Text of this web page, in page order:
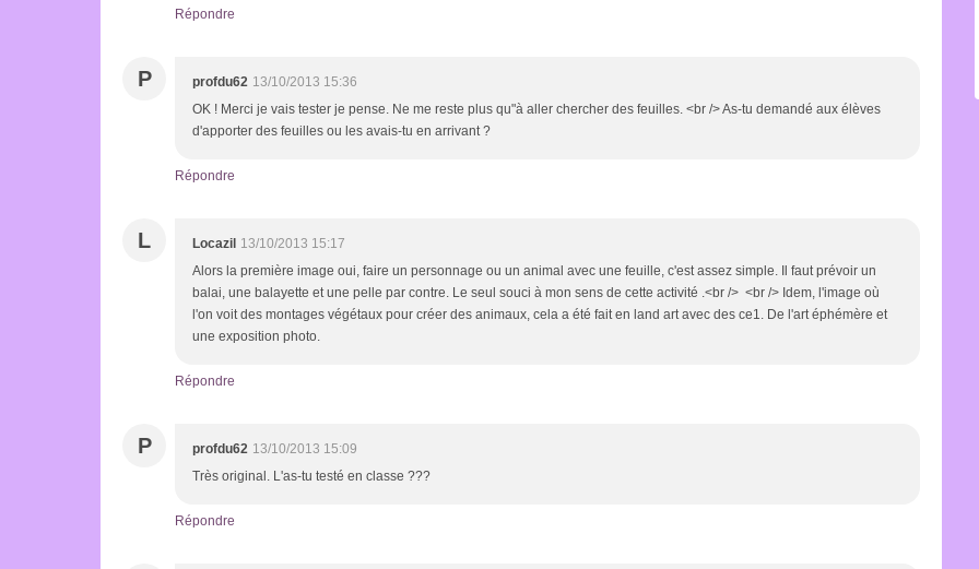
Répondre
P profdu62 13/10/2013 15:36
OK ! Merci je vais tester je pense. Ne me reste plus qu"à aller chercher des feuilles. <br /> As-tu demandé aux élèves
d'apporter des feuilles ou les avais-tu en arrivant ?
Répondre
L Locazil 13/10/2013 15:17
Alors la première image oui, faire un personnage ou un animal avec une feuille, c'est assez simple. Il faut prévoir un
balai, une balayette et une pelle par contre. Le seul souci à mon sens de cette activité .<br /> <br /> Idem, l'image où
l'on voit des montages végétaux pour créer des animaux, cela a été fait en land art avec des ce1. De l'art éphémère et
une exposition photo.
Répondre
P profdu62 13/10/2013 15:09
Très original. L'as-tu testé en classe ???
Répondre